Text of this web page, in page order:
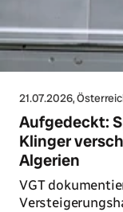
21.07.2026,
Aufgedeckt:
Klinger
Algerien
VGT